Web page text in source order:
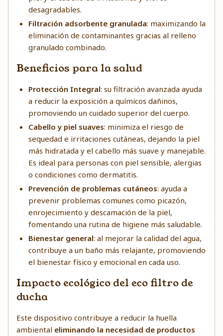
desagradables.
Filtración adsorbente granulada: maximizando la
eliminación de contaminantes gracias al relleno
granulado combinado.
Beneficios para la salud
Protección Integral: su filtración avanzada ayuda
a reducir la exposición a químicos dañinos,
promoviendo un cuidado superior del cuerpo.
Cabello y piel suaves: minimiza el riesgo de
sequedad e irritaciones cutáneas, dejando la piel
más hidratada y el cabello más suave y manejable.
Es ideal para personas con piel sensible, alergias
o condiciones como dermatitis.
Prevención de problemas cutáneos: ayuda a
prevenir problemas comunes como picazón,
enrojecimiento y descamación de la piel,
fomentando una rutina de higiene más saludable.
Bienestar general: al mejorar la calidad del agua,
contribuye a un baño más relajante, promoviendo
el bienestar físico y emocional en cada uso.
Impacto ecológico del eco filtro de
ducha
Este dispositivo contribuye a reducir la huella
ambiental eliminando la necesidad de productos